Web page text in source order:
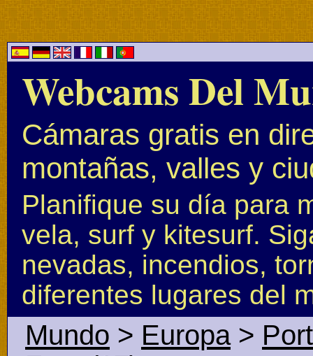
Webcams Del
Cámaras gratis en
montañas, valles y
Planifique su día para
vela, surf y kitesurf.
nevadas, incendios,
diferentes lugares del
Mundo > Europa>